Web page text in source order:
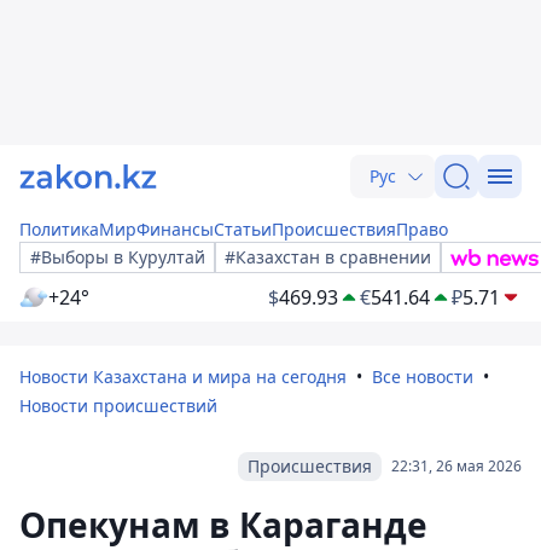
Рус
ПолитикаМирФинансыСтатьиПроисшествияПраво
#Выборы в Курултай
#Казахстан в сравнении
+24° $469.93 €541.64 ₽5.71
Новости Казахстана и мира на сегодня
Все новости
Новости происшествий
22:31, 26 мая 2026
Происшествия
Опекунам в Караганде